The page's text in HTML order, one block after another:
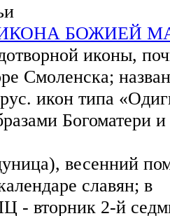
БОЖИЕЙ
иконы,
Смоленска;
икон типа
Богоматери
весенний
славян; в
- вторник 2-й